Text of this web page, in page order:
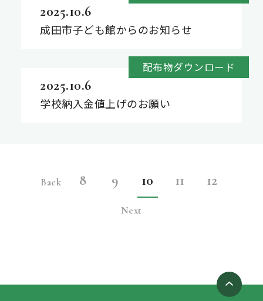
2025.10.6
成田市子ども館からのお知らせ
配布物ダウンロード
2025.10.6
学校納入金値上げのお願い
Back 8 9 10 11 12
Next